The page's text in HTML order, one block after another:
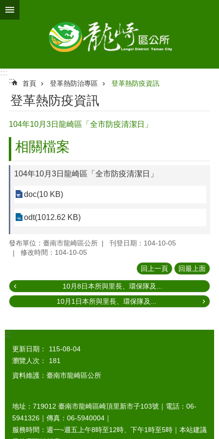
跳到主要內容區塊
:::
:::
首頁 登革熱防治專區 登革熱防疫資訊
登革熱防疫資訊
104年10月3日龍崎區「全市防疫清潔日」
相關檔案
104年10月3日龍崎區「全市防疫清潔日」
doc(10 KB)
odt(1012.62 KB)
發布單位：臺南市龍崎區公所
刊登日期：104-10-05
修改時間：104-10-05
回上一頁 回最上面
10月8日本所與里長、環保隊及...
10月1日本所與里長、環保隊及...
:::
更新日期：
115-08-04
瀏覽人次：
181
資料維護：臺南市龍崎區公所
地址：719012 臺南市龍崎區崎頂里新市子103號｜電話：06-
5941326｜傳真：06-5940004｜
服務時間：週一~週五上午8時至12時、下午1時至5時｜本站建議